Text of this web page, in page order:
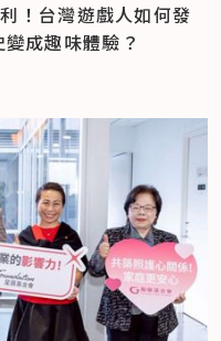
！台灣遊戲人如何發
成趣味體驗？